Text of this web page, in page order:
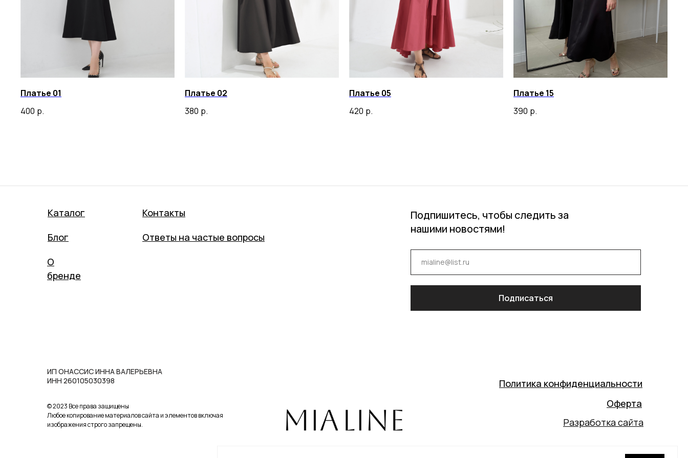
Платье 01
400 р.
Платье 02
380 р.
Платье 05
420 р.
Платье 15
390 р.
Подписаться
ИП ОНАССИС ИННА ВАЛЕРЬЕВНА
ИНН 260105030398
Подпишитесь, чтобы следить за
нашими новостями!
Оферта
Контакты
Ответы на частые вопросы
Каталог
О
бренде
Блог
Политика конфиденциальности
© 2023 Все права защищены
Любое копирование материалов сайта и элементов включая
изображения строго запрещены.
Разработка сайта